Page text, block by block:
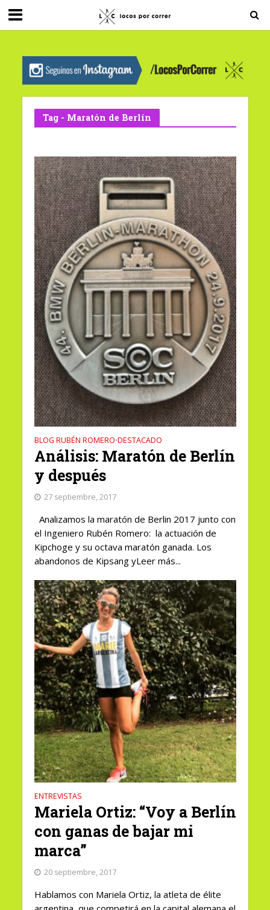
G-0X2PD3RFLV
Tag - Maratón de Berlín
BLOG RUBÉN ROMERO•DESTACADO
Análisis: Maratón de Berlín
y después
27 septiembre, 2017
Analizamos la maratón de Berlin 2017 junto con
el Ingeniero Rubén Romero: la actuación de
Kipchoge y su octava maratón ganada. Los
abandonos de Kipsang yLeer más...
ENTREVISTAS
Mariela Ortiz: “Voy a Berlín
con ganas de bajar mi
marca”
20 septiembre, 2017
Hablamos con Mariela Ortiz, la atleta de élite